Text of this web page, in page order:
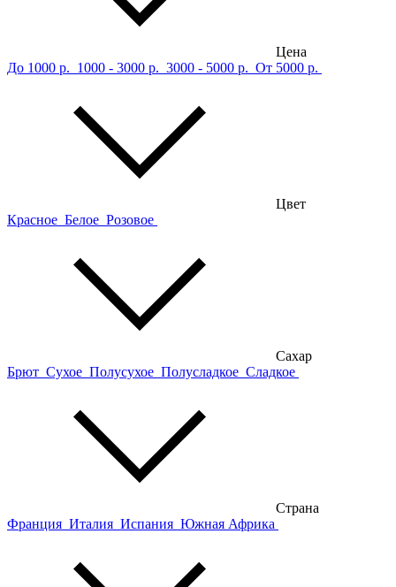
Цена
До 1000 р. 1000 - 3000 р. 3000 - 5000 р. От 5000 р.
Цвет
Красное Белое Розовое
Сахар
Брют Сухое Полусухое Полусладкое Сладкое
Страна
Франция Италия Испания Южная Африка